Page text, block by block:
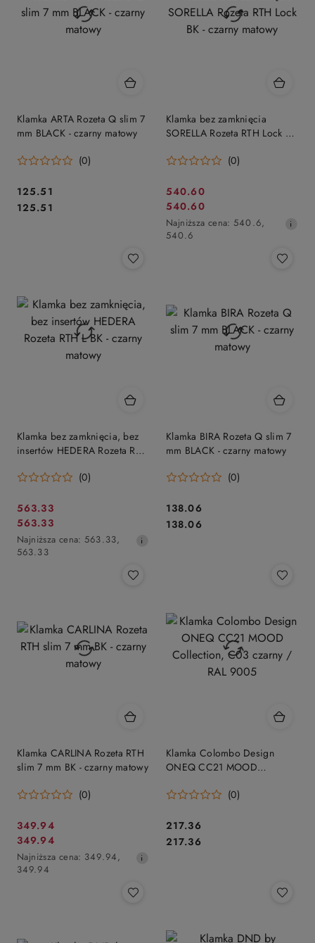
Klamka ARTA Rozeta Q slim 7
mm BLACK - czarny matowy
(0)
Cena:
125.51
Cena:
125.51
Klamka bez zamknięcia
SORELLA Rozeta RTH Lock BK
(0)
Cena
promocyjna:
540.60
Cena
promocyjna:
540.60
Najniższa
cena
Najniższa cena: 540.6,
540.6
Klamka bez zamknięcia, bez
insertów HEDERA Rozeta RTH
(0)
Cena
promocyjna:
563.33
Cena
promocyjna:
563.33
Najniższa
cena
Najniższa cena: 563.33,
563.33
Klamka BIRA Rozeta Q slim 7
mm BLACK - czarny matowy
(0)
Cena:
138.06
Cena:
138.06
Klamka CARLINA Rozeta RTH
slim 7 mm BK - czarny matowy
(0)
Cena
promocyjna:
349.94
Cena
promocyjna:
349.94
Najniższa
cena
Najniższa cena: 349.94,
349.94
Klamka Colombo Design
ONEQ CC21 MOOD
9005
(0)
Cena:
217.36
Cena:
217.36